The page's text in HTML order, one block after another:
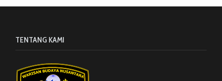
TENTANG KAMI